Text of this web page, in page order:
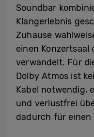
Soundbar
Klangerlebnis
Zuhause
einen Konzertsaal
verwandelt. Für
Dolby Atmos ist
Kabel notwendig,
und verlustfrei
dadurch für einen